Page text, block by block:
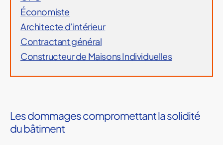
Économiste
Architecte d’intérieur
Contractant général
Constructeur de Maisons Individuelles
Les dommages compromettant la solidité
du bâtiment